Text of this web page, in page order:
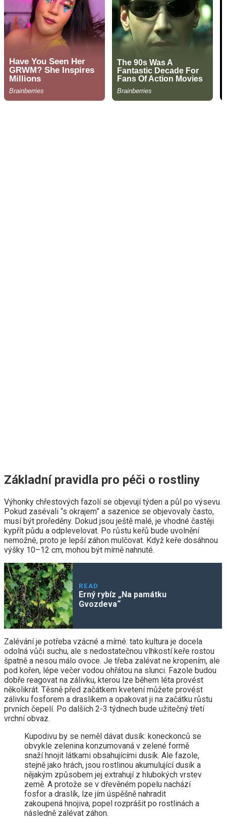
Základní pravidla pro péči o rostliny
Výhonky chřestových fazolí se objevují týden a půl po výsevu.
Pokud zasévali “s okrajem” a sazenice se objevovaly často,
musí být proředěny. Dokud jsou ještě malé, je vhodné častěji
kypřít půdu a odplevelovat. Po růstu keřů bude uvolnění
nemožné, proto je lepší záhon mulčovat. Když keře dosáhnou
výšky 10–12 cm, mohou být mírně nahnuté.
READ
Erný rybíz „Na památku
Gvozdeva“
Zalévání je potřeba vzácné a mírné: tato kultura je docela
odolná vůči suchu, ale s nedostatečnou vlhkostí keře rostou
špatně a nesou málo ovoce. Je třeba zalévat ne kropením, ale
pod kořen, lépe večer vodou ohřátou na slunci. Fazole budou
dobře reagovat na zálivku, kterou lze během léta provést
několikrát. Těsně před začátkem kvetení můžete provést
zálivku fosforem a draslíkem a opakovat ji na začátku růstu
prvních čepelí. Po dalších 2-3 týdnech bude užitečný třetí
vrchní obvaz.
Kupodivu by se neměl dávat dusík: koneckonců se
obvykle zelenina konzumovaná v zelené formě
snaží hnojit látkami obsahujícími dusík. Ale fazole,
stejně jako hrách, jsou rostlinou akumulující dusík a
nějakým způsobem jej extrahují z hlubokých vrstev
země. A protože se v dřevěném popelu nachází
fosfor a draslík, lze jím úspěšně nahradit
zakoupená hnojiva, popel rozprášit po rostlinách a
následně zalévat záhon.